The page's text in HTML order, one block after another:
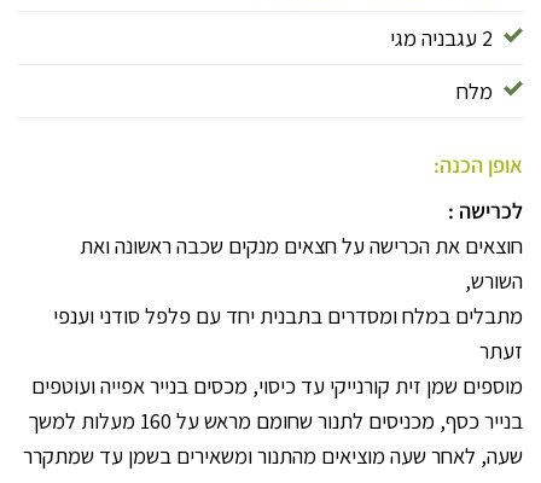
2 עגבניה מגי
מלח
אופן הכנה:
לכרישה :
חוצאים את הכרישה על חצאים מנקים שכבה ראשונה ואת
השורש,
מתבלים במלח ומסדרים בתבנית יחד עם פלפל סודני וענפי
זעתר
מוספים שמן זית קורנייקי עד כיסוי, מכסים בנייר אפייה ועוטפים
בנייר כסף, מכניסים לתנור שחומם מראש על 160 מעלות למשך
שעה, לאחר שעה מוציאים מהתנור ומשאירים בשמן עד שמתקרר